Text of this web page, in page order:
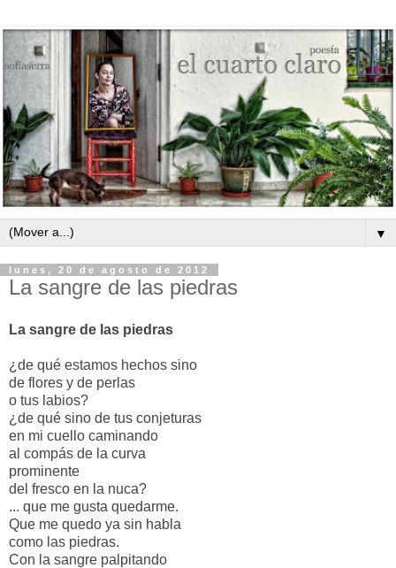
▼
lunes, 20 de agosto de 2012
La sangre de las piedras
La sangre de las piedras
¿de qué estamos hechos sino
de flores y de perlas
o tus labios?
¿de qué sino de tus conjeturas
en mi cuello caminando
al compás de la curva
prominente
del fresco en la nuca?
... que me gusta quedarme.
Que me quedo ya sin habla
como las piedras.
Con la sangre palpitando